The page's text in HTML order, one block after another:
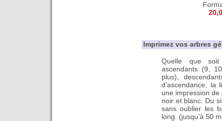
Imprimez vos arbres
Quelle que
ascendants (9,
plus),
d’ascendance, la
une impression de
noir et blanc. Du
sans oublier les
long. (jusqu’à 50